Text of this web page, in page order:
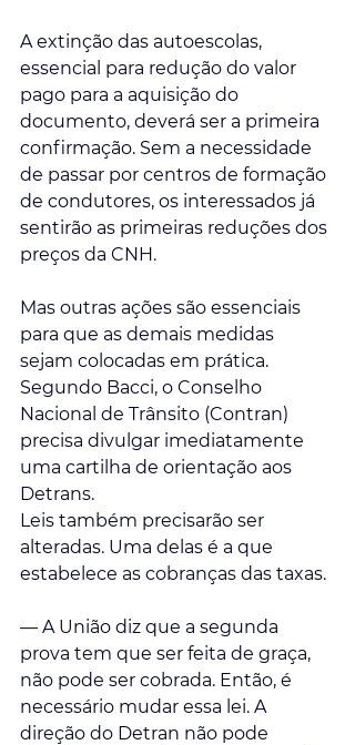
A extinção das autoescolas,
essencial para redução do valor
pago para a aquisição do
documento, deverá ser a primeira
confirmação. Sem a necessidade
de passar por centros de formação
de condutores, os interessados já
sentirão as primeiras reduções dos
preços da CNH.
Mas outras ações são essenciais
para que as demais medidas
sejam colocadas em prática.
Segundo Bacci, o Conselho
Nacional de Trânsito (Contran)
precisa divulgar imediatamente
uma cartilha de orientação aos
Detrans.
Leis também precisarão ser
alteradas. Uma delas é a que
estabelece as cobranças das taxas.
— A União diz que a segunda
prova tem que ser feita de graça,
não pode ser cobrada. Então, é
necessário mudar essa lei. A
direção do Detran não pode